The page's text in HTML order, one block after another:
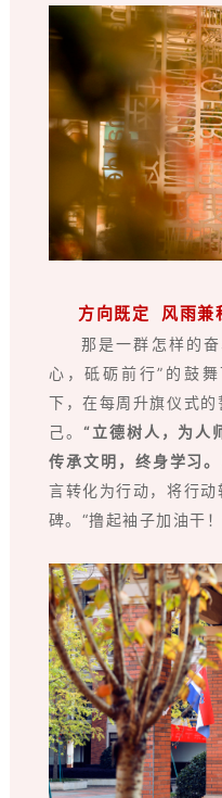
方向既定 风雨兼
那是一群怎样的奋
心，砥砺前行”的鼓
下，在每周升旗仪式
己。 “立德树人，为人
传承文明，终身学习
言转化为行动，将行
碑。“撸起袖子加油干